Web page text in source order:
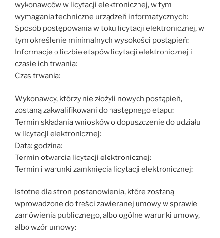
wykonawców w licytacji elektronicznej, w tym
wymagania techniczne urządzeń informatycznych:
Sposób postępowania w toku licytacji elektronicznej, w
tym określenie minimalnych wysokości postąpień:
Informacje o liczbie etapów licytacji elektronicznej i
czasie ich trwania:
Czas trwania:
Wykonawcy, którzy nie złożyli nowych postąpień,
zostaną zakwalifikowani do następnego etapu:
Termin składania wniosków o dopuszczenie do udziału
w licytacji elektronicznej:
Data: godzina:
Termin otwarcia licytacji elektronicznej:
Termin i warunki zamknięcia licytacji elektronicznej:
Istotne dla stron postanowienia, które zostaną
wprowadzone do treści zawieranej umowy w sprawie
zamówienia publicznego, albo ogólne warunki umowy,
albo wzór umowy: